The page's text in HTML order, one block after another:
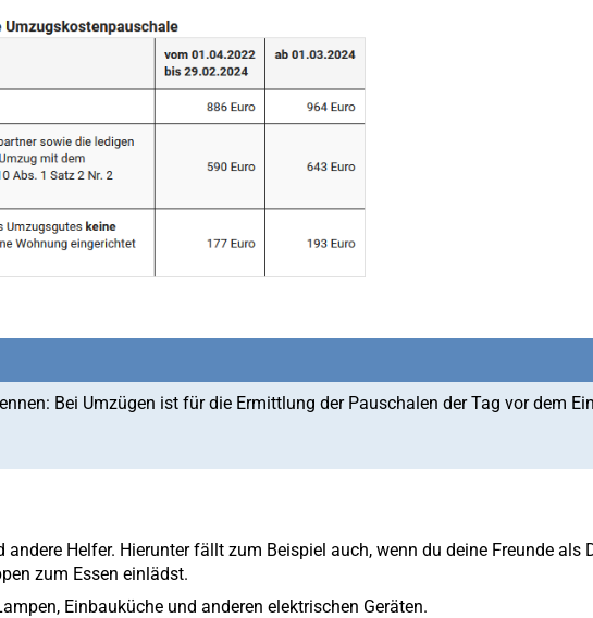
Bei Umzügen ist für die Ermittlung der Pauschalen der Tag vor dem
Helfer. Hierunter fällt zum Beispiel auch, wenn du deine Freunde als
zum Essen einlädst.
Einbauküche und anderen elektrischen Geräten.